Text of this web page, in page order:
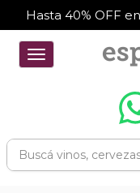
Hasta 40% OFF
Toggle
navigation